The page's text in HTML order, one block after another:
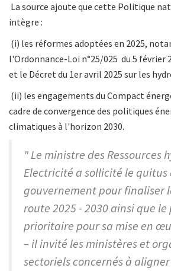
La source ajoute que cette Politique
intègre :
(i) les réformes adoptées en 2025,
l'Ordonnance-Loi n°25/025 du 5 février
et le Décret du 1er avril 2025 sur les
(ii) les engagements du Compact
cadre de convergence des politiques
climatiques à l'horizon 2030.
" Le ministre des Ressources
Electricité a sollicité le quitus
gouvernement pour finaliser
route 2025 - 2030 ainsi que
prioritaire pour sa mise en
– il invité les ministères et
sectoriels concernés à